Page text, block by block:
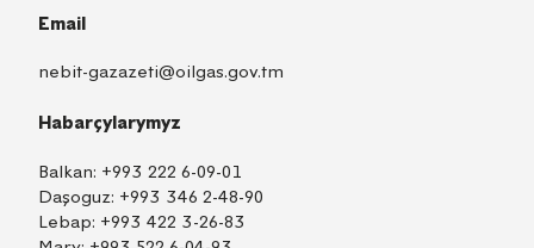
Email
nebit-gazazeti@oilgas.gov.tm
Habarçylarymyz
Balkan: +993 222 6-09-01
Daşoguz: +993 346 2-48-90
Lebap: +993 422 3-26-83